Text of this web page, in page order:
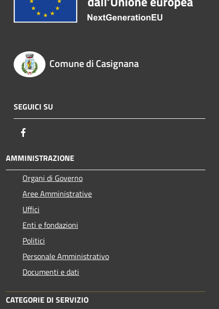
Comune di Casignana
SEGUICI SU
AMMINISTRAZIONE
Organi di Governo
Aree Amministrative
Uffici
Enti e fondazioni
Politici
Personale Amministrativo
Documenti e dati
CATEGORIE DI SERVIZIO